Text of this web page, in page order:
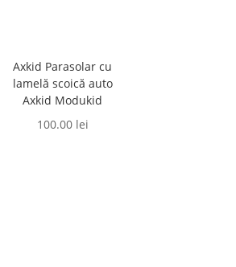
Axkid Parasolar cu
lamelă scoică auto
Axkid Modukid
100.00 lei